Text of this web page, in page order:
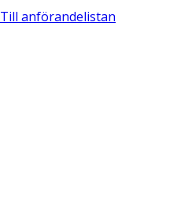
Till anförandelistan